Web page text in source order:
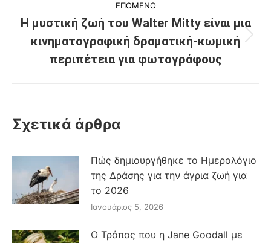
ΕΠΟΜΕΝΟ
Next
post:
Η μυστική ζωή του Walter Mitty είναι μια
κινηματογραφική δραματική-κωμική
περιπέτεια για φωτογράφους
Σχετικά άρθρα
Πώς δημιουργήθηκε το Ημερολόγιο
της Δράσης για την άγρια ζωή για
το 2026
Ιανουάριος 5, 2026
Ο Τρόπος που η Jane Goodall με